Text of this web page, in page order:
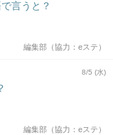
言うと？
編集部（協力：eステ）
8/5 (水)
編集部（協力：eステ）